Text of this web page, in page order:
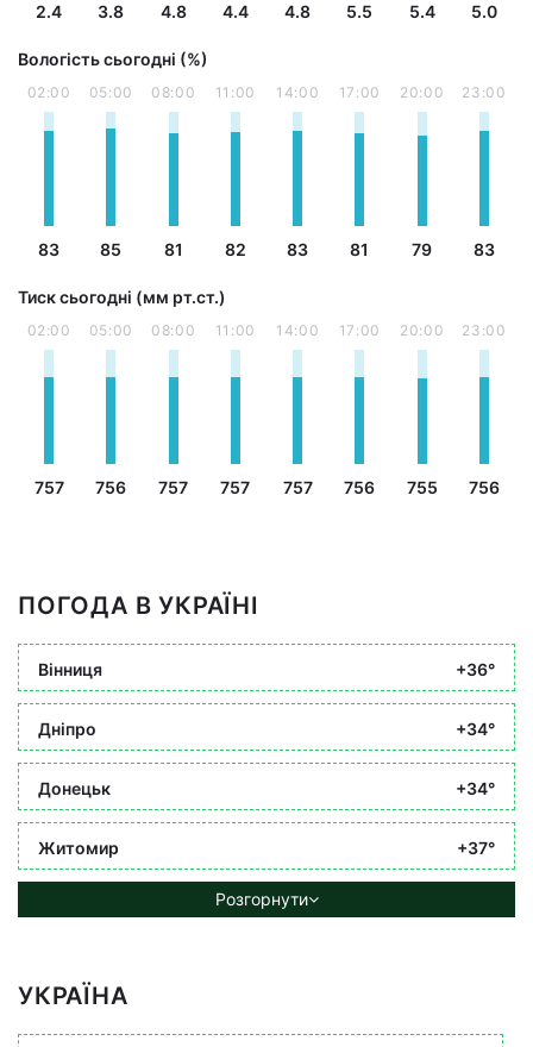
2.4 3.8 4.8 4.4 4.8 5.5 5.4 5.0
Вологість сьогодні (%)
02:00
83
05:00
85
08:00
81
11:00
82
14:00
83
17:00
81
20:00
79
23:00
83
Тиск сьогодні (мм рт.ст.)
02:00
757
05:00
756
08:00
757
11:00
757
14:00
757
17:00
756
20:00
755
23:00
756
ПОГОДА В УКРАЇНІ
Вінниця +36°
Дніпро +34°
Донецьк +34°
Житомир +37°
Розгорнути
УКРАЇНА